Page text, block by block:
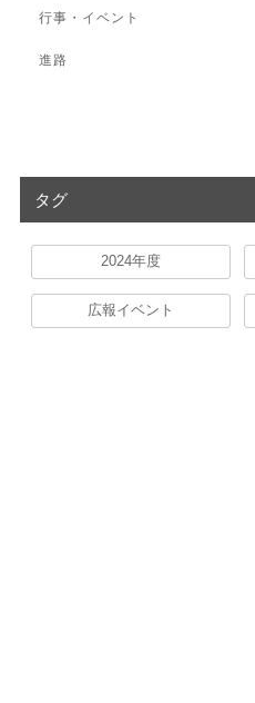
行事・イベント
進路
タグ
2024年度
広報イベント